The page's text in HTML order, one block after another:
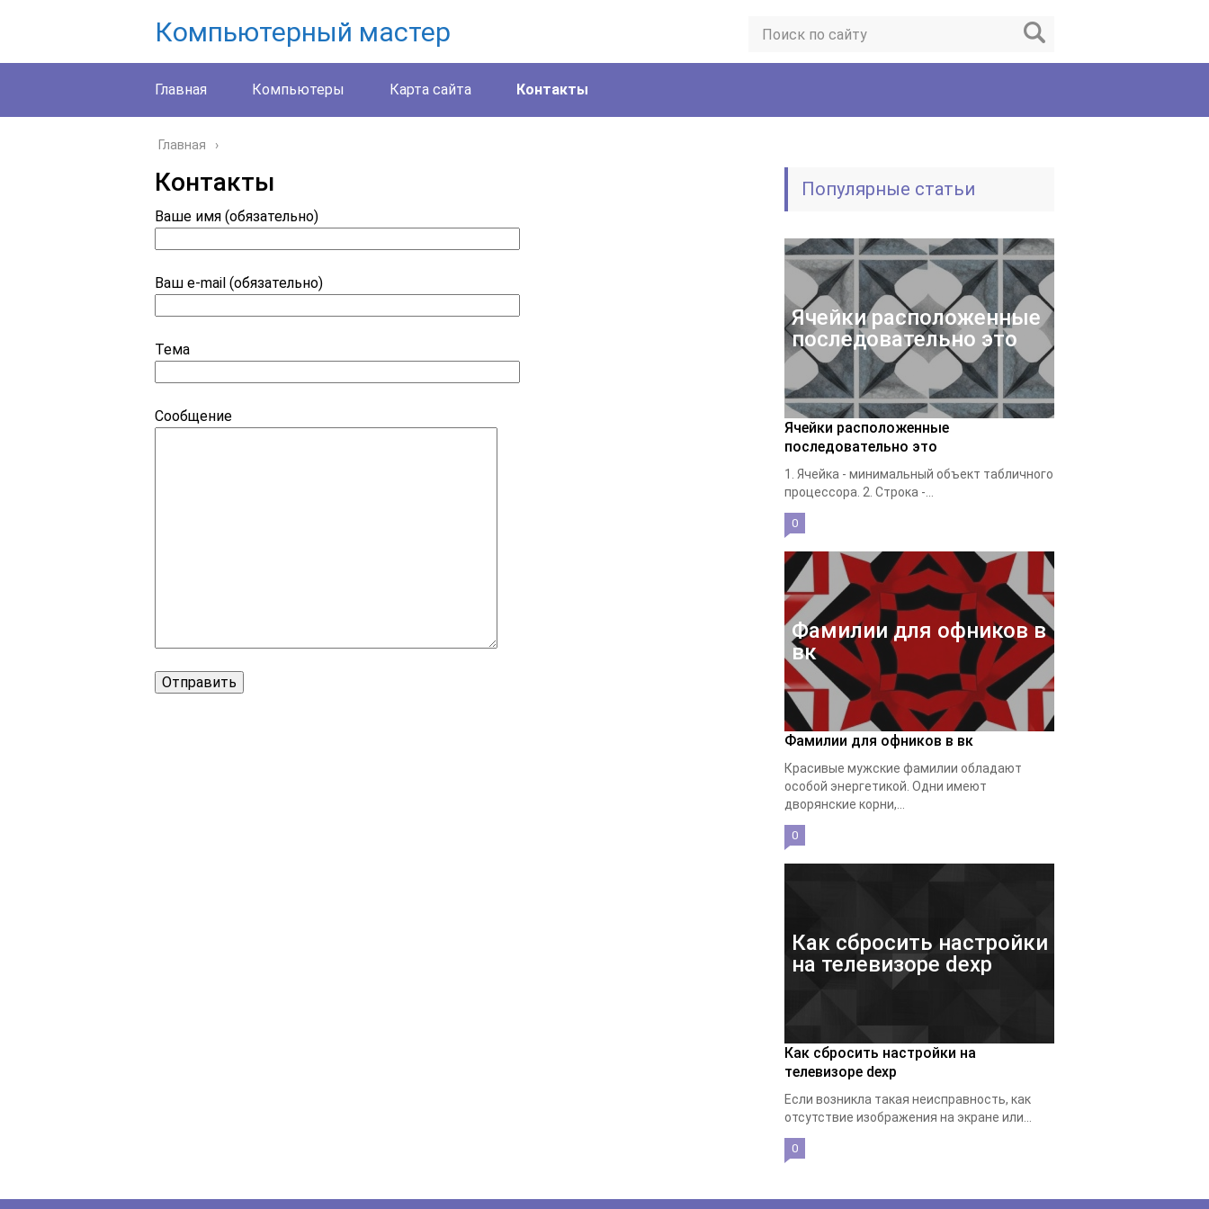
Компьютерный мастер
Главная Компьютеры Карта сайта Контакты
Главная
Контакты
Ваше имя (обязательно)
Ваш e-mail (обязательно)
Тема
Сообщение
Популярные статьи
Ячейки расположенные
последовательно это
Ячейки расположенные
последовательно это
1. Ячейка - минимальный объект табличного
процессора. 2. Строка -...
0
Фамилии для офников в
вк
Фамилии для офников в вк
Красивые мужские фамилии обладают
особой энергетикой. Одни имеют
дворянские корни,...
0
Как сбросить настройки
на телевизоре dexp
Как сбросить настройки на
телевизоре dexp
Если возникла такая неисправность, как
отсутствие изображения на экране или...
0